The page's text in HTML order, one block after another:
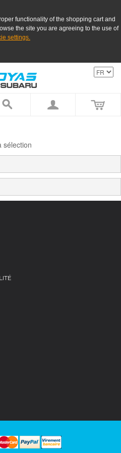
functionality of the shopping cart and
the site you are agreeing to the use of
settings.
sélection